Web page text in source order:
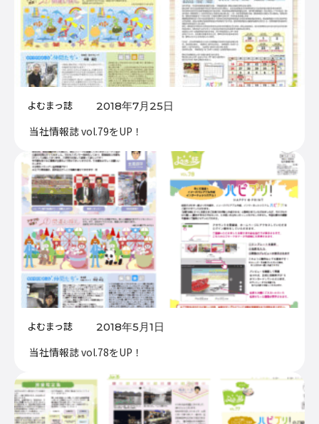
2018年7月25日
よむまっ誌
当社情報誌 vol.79をUP！
2018年5月1日
よむまっ誌
当社情報誌 vol.78をUP！